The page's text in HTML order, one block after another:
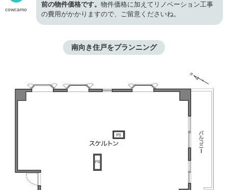
cowcamo
前の物件価格です。 物件価格に加えてリノベーション工事
の費用がかかりますので、ご留意くださいね。
南向き住戸をプランニング